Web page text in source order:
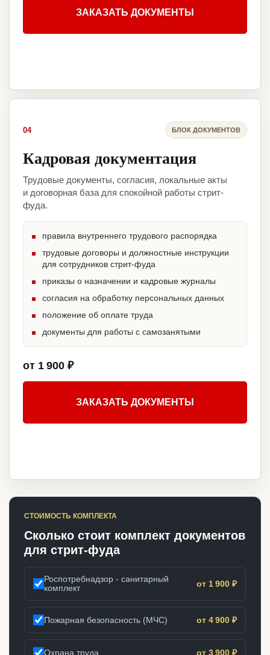
ЗАКАЗАТЬ ДОКУМЕНТЫ
04 БЛОК ДОКУМЕНТОВ
Кадровая документация
Трудовые документы, согласия, локальные акты
и договорная база для спокойной работы стрит-
фуда.
правила внутреннего трудового распорядка
трудовые договоры и должностные инструкции
для сотрудников стрит-фуда
приказы о назначении и кадровые журналы
согласия на обработку персональных данных
положение об оплате труда
документы для работы с самозанятыми
от 1 900 ₽
ЗАКАЗАТЬ ДОКУМЕНТЫ
СТОИМОСТЬ КОМПЛЕКТА
Сколько стоит комплект документов
для стрит-фуда
Роспотребнадзор - санитарный
комплект
от 1 900 ₽
Пожарная безопасность (МЧС) от 4 900 ₽
Охрана труда от 3 900 ₽